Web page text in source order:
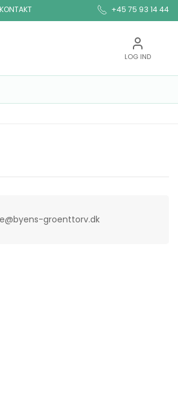
KONTAKT +45 75 93 14 44
LOG IND
groenttorv.dk